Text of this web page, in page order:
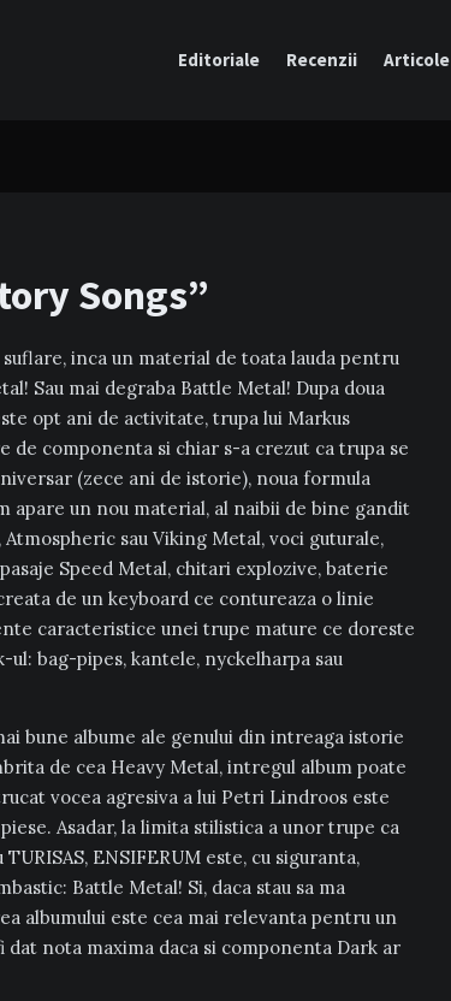
Editoriale Recenzii Articole
Songs”
inca un material de toata lauda pentru
Sau mai degraba Battle Metal! Dupa doua
opt ani de activitate, trupa lui Markus
de componenta si chiar s-a crezut ca trupa se
(zece ani de istorie), noua formula
apare un nou material, al naibii de bine gandit
sau Viking Metal, voci guturale,
Speed Metal, chitari explozive, baterie
de un keyboard ce contureaza o linie
caracteristice unei trupe mature ce doreste
bag-pipes, kantele, nyckelharpa sau
bune albume ale genului din intreaga istorie
de cea Heavy Metal, intregul album poate
vocea agresiva a lui Petri Lindroos este
Asadar, la limita stilistica a unor trupe ca
ENSIFERUM este, cu siguranta,
Battle Metal! Si, daca stau sa ma
albumului este cea mai relevanta pentru un
nota maxima daca si componenta Dark ar